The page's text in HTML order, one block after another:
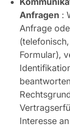
Anfragen :
Anfrage
Formular),
Interesse